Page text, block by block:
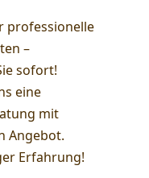
professionelle
–
sofort!
eine
mit
Angebot.
Erfahrung!